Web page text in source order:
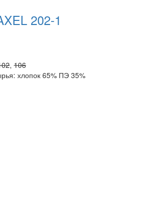
202-1
, 106
хлопок 65% ПЭ 35%